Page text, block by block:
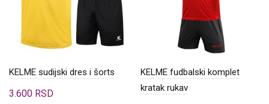
KELME sudijski dres i šorts
3.600 RSD
KELME fudbalski komplet
kratak rukav